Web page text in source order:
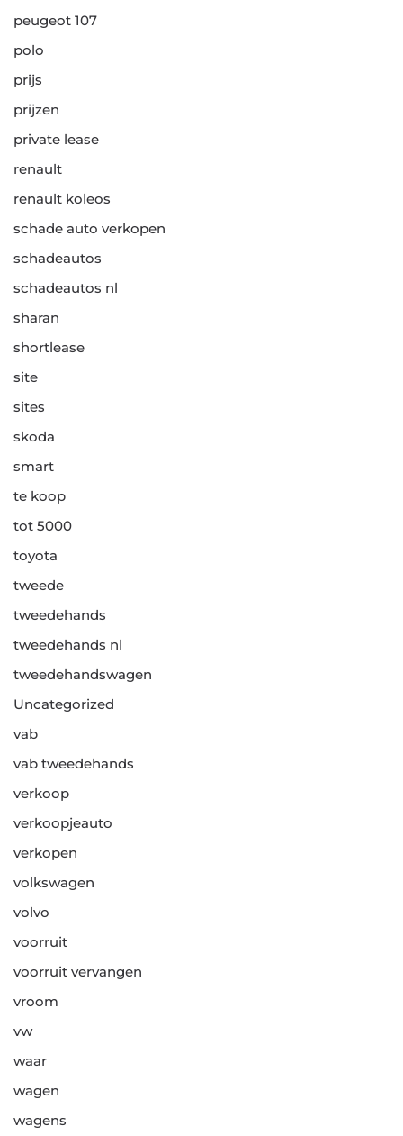
peugeot 107
polo
prijs
prijzen
private lease
renault
renault koleos
schade auto verkopen
schadeautos
schadeautos nl
sharan
shortlease
site
sites
skoda
smart
te koop
tot 5000
toyota
tweede
tweedehands
tweedehands nl
tweedehandswagen
Uncategorized
vab
vab tweedehands
verkoop
verkoopjeauto
verkopen
volkswagen
volvo
voorruit
voorruit vervangen
vroom
vw
waar
wagen
wagens